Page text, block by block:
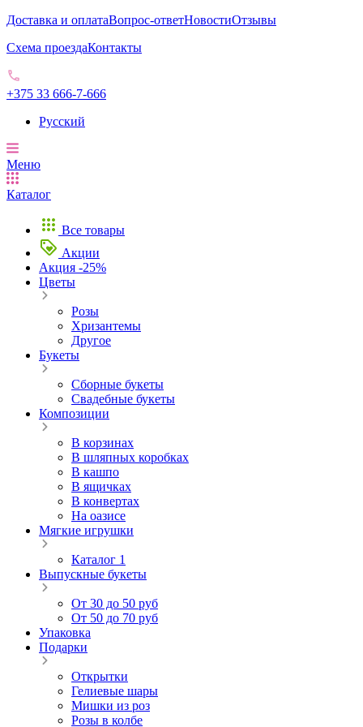
Доставка и оплатаВопрос-ответНовостиОтзывы
Схема проездаКонтакты
+375 33 666-7-666
Русский
Меню
Каталог
Все товары
Акции
Акция -25%
Цветы
Розы
Хризантемы
Другое
Букеты
Сборные букеты
Свадебные букеты
Композиции
В корзинах
В шляпных коробках
В кашпо
В ящичках
В конвертах
На оазисе
Мягкие игрушки
Каталог 1
Выпускные букеты
От 30 до 50 руб
От 50 до 70 руб
Упаковка
Подарки
Открытки
Гелиевые шары
Мишки из роз
Розы в колбе